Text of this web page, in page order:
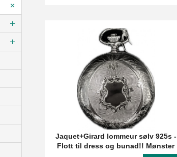
Jaquet+Girard lommeur sølv 925s -
Flott til dress og bunad!! Mønster